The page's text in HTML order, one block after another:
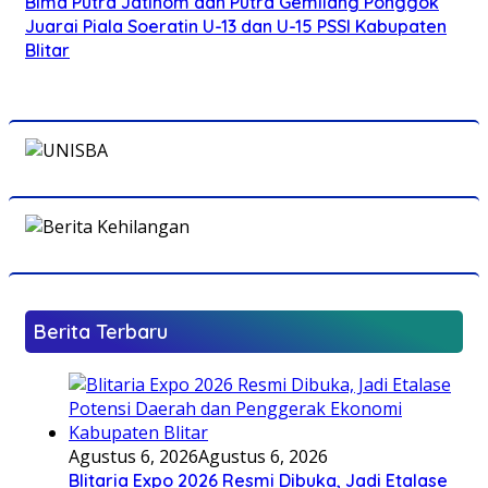
Juarai Piala Soeratin U-13 dan U-15 PSSI Kabupaten
Blitar
Berita Terbaru
Agustus 6, 2026Agustus 6, 2026
Blitaria Expo 2026 Resmi Dibuka, Jadi Etalase